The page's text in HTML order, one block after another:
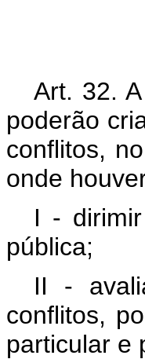
Art. 32.
poderão
conflitos,
onde
I -
pública;
II -
conflitos,
particular e